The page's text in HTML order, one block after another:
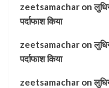
zeetsamachar on
पर्दाफाश किया
zeetsamachar on
पर्दाफाश किया
zeetsamachar on